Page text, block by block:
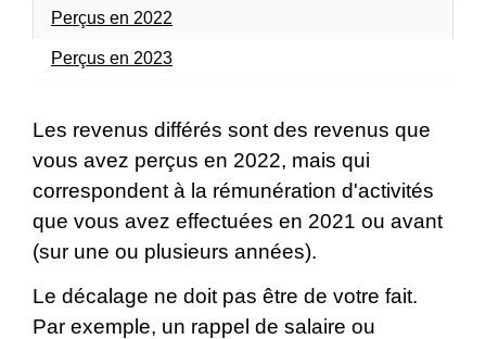
Perçus en 2022
Perçus en 2023
Les revenus différés sont des revenus que
vous avez perçus en 2022, mais qui
correspondent à la rémunération d'activités
que vous avez effectuées en 2021 ou avant
(sur une ou plusieurs années).
Le décalage ne doit pas être de votre fait.
Par exemple, un rappel de salaire ou